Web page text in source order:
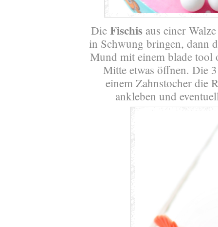
Die Fischis aus einer
in Schwung bringen, dann
Mund mit einem blade tool
Mitte etwas öffnen. Die
einem Zahnstocher die
ankleben und